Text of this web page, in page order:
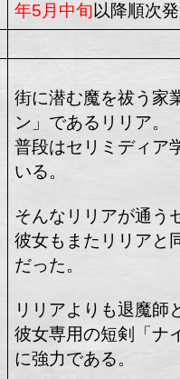
年5月中旬以降順次
街に潜む魔を祓う家
ン」であるリリア。
普段はセリミディア
いる。
そんなリリアが通う
彼女もまたリリアと
だった。
リリアよりも退魔師
彼女専用の短剣「ナ
に強力である。